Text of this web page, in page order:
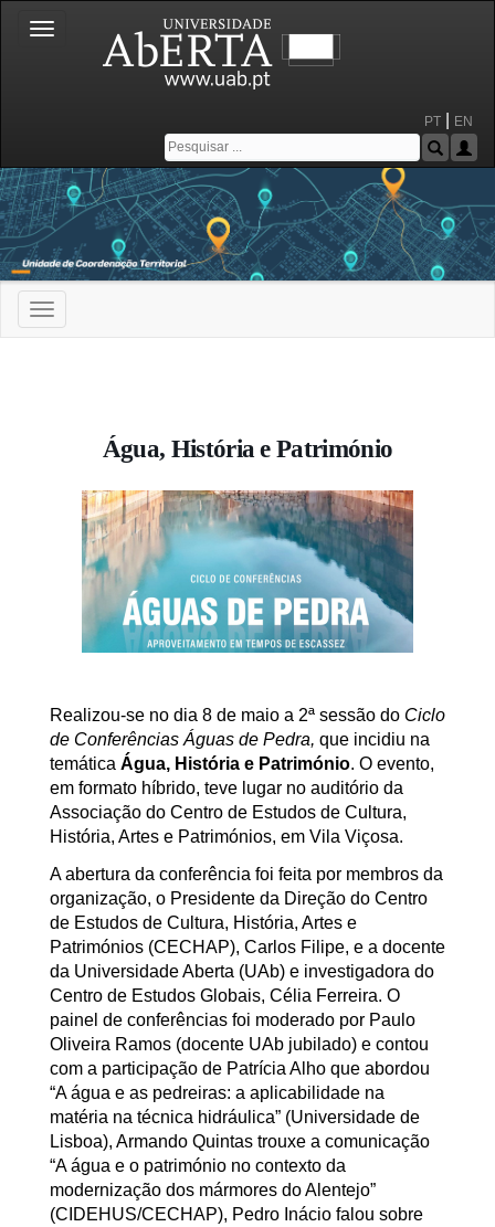
Toggle
navigation
PT EN
Toggle
navigation
Água, História e Património
Realizou-se no dia 8 de maio a 2ª sessão do Ciclo
de Conferências Águas de Pedra, que incidiu na
temática Água, História e Património. O evento,
em formato híbrido, teve lugar no auditório da
Associação do Centro de Estudos de Cultura,
História, Artes e Patrimónios, em Vila Viçosa.
A abertura da conferência foi feita por membros da
organização, o Presidente da Direção do Centro
de Estudos de Cultura, História, Artes e
Patrimónios (CECHAP), Carlos Filipe, e a docente
da Universidade Aberta (UAb) e investigadora do
Centro de Estudos Globais, Célia Ferreira. O
painel de conferências foi moderado por Paulo
Oliveira Ramos (docente UAb jubilado) e contou
com a participação de Patrícia Alho que abordou
“A água e as pedreiras: a aplicabilidade na
matéria na técnica hidráulica” (Universidade de
Lisboa), Armando Quintas trouxe a comunicação
“A água e o património no contexto da
modernização dos mármores do Alentejo”
(CIDEHUS/CECHAP), Pedro Inácio falou sobre